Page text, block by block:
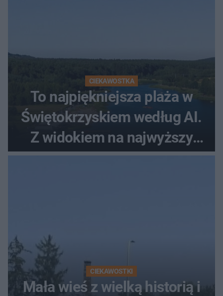
CIEKAWOSTKA
To najpiękniejsza plaża w
Świętokrzyskiem według AI.
Z widokiem na najwyższy
szczyt Gór Świętokrzyskich
CIEKAWOSTKI
Mała wieś z wielką historią i